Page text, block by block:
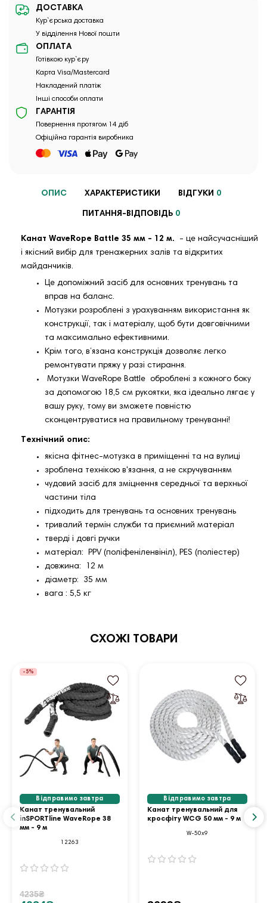
ДОСТАВКА
Кур`єрська доставка
У відділення Нової пошти
ОПЛАТА
Готівкою кур`єру
Карта Visa/Mastercard
Накладений платіж
Інші способи оплати
ГАРАНТІЯ
Повернення протягом 14 діб
Офіційна гарантія виробника
ОПИС ХАРАКТЕРИСТИКИ ВІДГУКИ 0
ПИТАННЯ-ВІДПОВІДЬ 0
Канат WaveRope Battle 35 мм - 12 м. - це найсучасніший
і якісний вибір для тренажерних залів та відкритих
майданчиків.
Це допоміжний засіб для основних тренувань та
вправ на баланс.
Мотузки розроблені з урахуванням використання як
конструкції, так і матеріалу, щоб бути довговічними
та максимально ефективними.
Крім того, в’язана конструкція дозволяє легко
ремонтувати пряжу у разі стирання.
Мотузки WaveRope Battle оброблені з кожного боку
за допомогою 18,5 см рукоятки, яка ідеально лягає у
вашу руку, тому ви зможете повністю
сконцентруватися на правильному тренуванні!
Технічний опис:
якісна фітнес-мотузка в приміщенні та на вулиці
зроблена технікою в'язання, а не скручуванням
чудовий засіб для зміцнення середньої та верхньої
частини тіла
підходить для тренувань та основних тренувань
тривалий термін служби та приємний матеріал
тверді і довгі ручки
матеріал: PPV (поліфеніленвініл), PES (поліестер)
довжина: 12 м
діаметр: 35 мм
вага : 5,5 кг
СХОЖІ ТОВАРИ
-5%
Відправимо завтра
Канат тренувальний
inSPORTline WaveRope 38
мм - 9 м
12263
4235₴
Відправимо завтра
Канат тренувальний для
кросфіту WCG 50 мм - 9 м
W-50х9